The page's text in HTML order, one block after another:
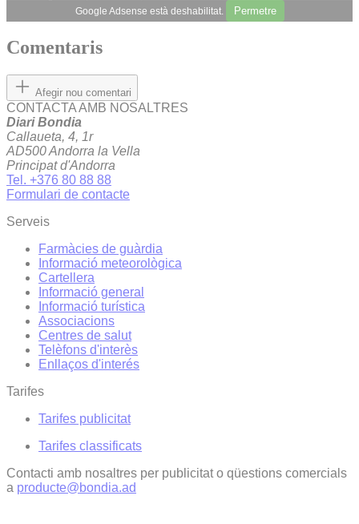
Google Adsense està deshabilitat. Permetre
Comentaris
Afegir nou comentari
CONTACTA AMB NOSALTRES
Diari Bondia
Callaueta, 4, 1r
AD500 Andorra la Vella
Principat d'Andorra
Tel. +376 80 88 88
Formulari de contacte
Serveis
Farmàcies de guàrdia
Informació meteorològica
Cartellera
Informació general
Informació turística
Associacions
Centres de salut
Telèfons d'interès
Enllaços d'interés
Tarifes
Tarifes publicitat
Tarifes classificats
Contacti amb nosaltres per publicitat o qüestions comercials
a producte@bondia.ad